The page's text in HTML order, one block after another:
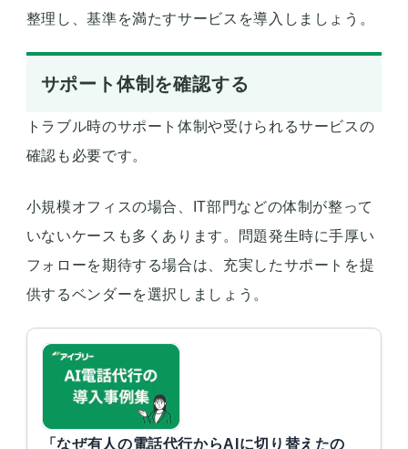
整理し、基準を満たすサービスを導入しましょう。
サポート体制を確認する
トラブル時のサポート体制や受けられるサービスの
確認も必要です。
小規模オフィスの場合、IT部門などの体制が整って
いないケースも多くあります。問題発生時に手厚い
フォローを期待する場合は、充実したサポートを提
供するベンダーを選択しましょう。
「なぜ有人の電話代行からAIに切り替えたの